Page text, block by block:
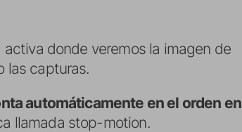
donde veremos la imagen de
las capturas.
automáticamente en el orden en
llamada stop-motion.